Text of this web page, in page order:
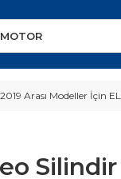
Arası Modeller İçin
Silindir